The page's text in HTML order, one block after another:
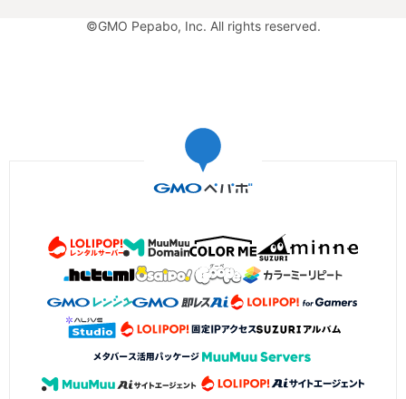
©GMO Pepabo, Inc. All rights reserved.